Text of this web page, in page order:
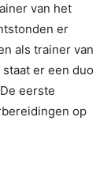
van het
er
als trainer van
er een duo
eerste
op